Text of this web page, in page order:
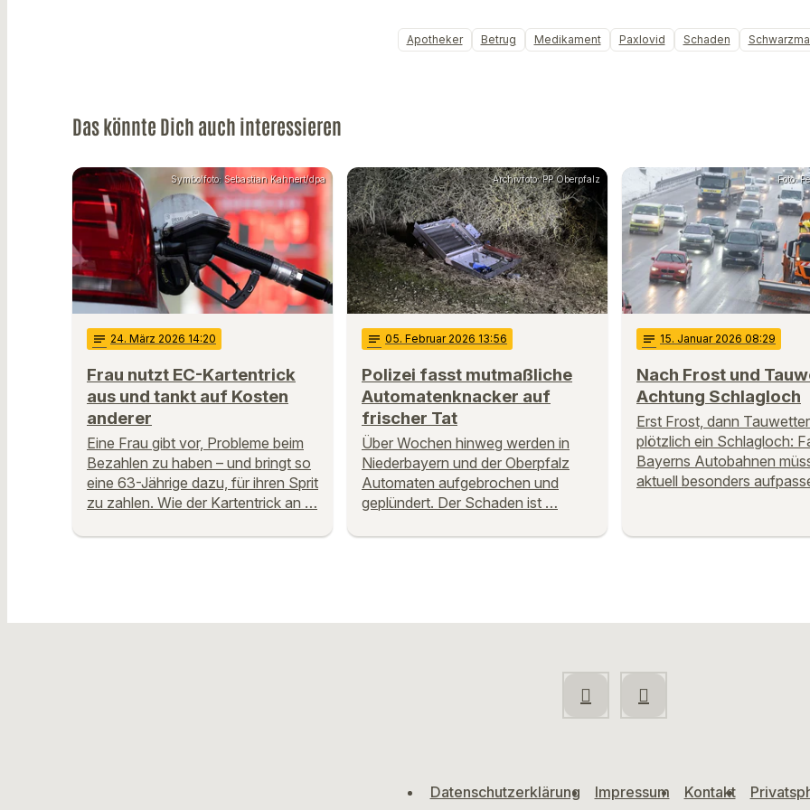
Apotheker Betrug Medikament Paxlovid Schaden
Das könnte Dich auch interessieren
Symbolfoto: Sebastian Kahnert/dpa
notes 24. März 2026 14:20
Frau nutzt EC-Kartentrick
aus und tankt auf Kosten
anderer
Eine Frau gibt vor, Probleme beim
Bezahlen zu haben – und bringt so
eine 63-Jährige dazu, für ihren Sprit
zu zahlen. Wie der Kartentrick an …
Archivfoto: PP Oberpfalz
notes 05. Februar 2026 13:56
Polizei fasst mutmaßliche
Automatenknacker auf
frischer Tat
Über Wochen hinweg werden in
Niederbayern und der Oberpfalz
Automaten aufgebrochen und
geplündert. Der Schaden ist …
Foto:
notes 15. Januar 2026 08:29
Nach Frost und
Achtung Schlagloch
Erst Frost, dann
plötzlich ein Schlagloch:
Bayerns Autobahnen
aktuell besonders
Datenschutzerklärung Impressum Kontakt